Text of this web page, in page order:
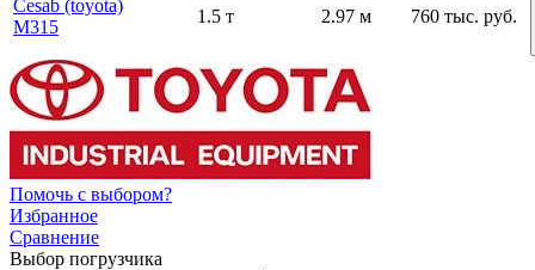
Cesab (toyota)
М315
1.5 т 2.97 м 760 тыс. руб.
Помочь с выбором?
Избранное
Сравнение
Выбор погрузчика